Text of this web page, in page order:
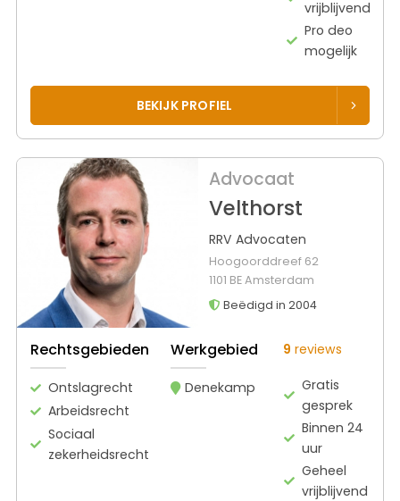
vrijblijvend
Pro deo
mogelijk
BEKIJK PROFIEL
Advocaat
Velthorst
RRV Advocaten
Hoogoorddreef 62
1101 BE Amsterdam
Beëdigd in 2004
Rechtsgebieden
Ontslagrecht
Arbeidsrecht
Sociaal
zekerheidsrecht
Werkgebied
Denekamp
9 reviews
Gratis
gesprek
Binnen 24
uur
Geheel
vrijblijvend